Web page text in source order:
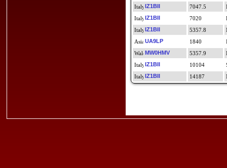
IZ1BII
7047.5
IZ1BII
7020
IZ1BII
5357.8
UA9LP
1840
MW0HMV
5357.9
IZ1BII
10104
IZ1BII
14187